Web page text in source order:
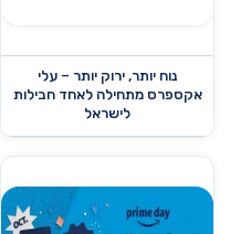
נוח יותר, ירוק יותר – עלי
אקספרס מתחילה לאחד חבילות
לישראל